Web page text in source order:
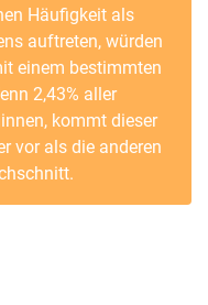
Häufigkeit als
auftreten, würden
einem bestimmten
2,43% aller
kommt dieser
vor als die anderen